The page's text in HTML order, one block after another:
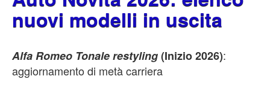
nuovi modelli in uscita
Alfa Romeo Tonale restyling(Inizio 2026):
aggiornamento di metà carriera